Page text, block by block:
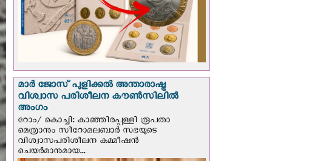
മാർ ജോസ് പുളിക്കൽ അന്താരാഷ്ട്ര
വിശ്വാസ പരിശീലന കൗൺസിലിൽ
അംഗം
റോം/ കൊച്ചി: കാഞ്ഞിരപ്പള്ളി രൂപതാ
മെത്രാനും സീറോമലബാർ സഭയുടെ
വിശ്വാസപരിശീലന കമ്മീഷൻ
ചെയർമാനുമായ...